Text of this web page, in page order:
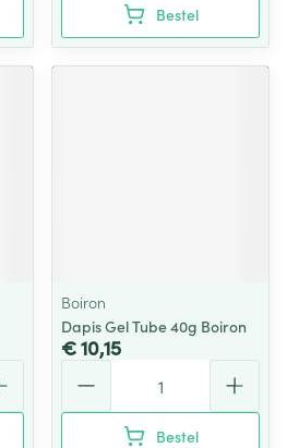
Bestel
Boiron
Dapis Gel Tube 40g Boiron
€ 10,15
Bestel